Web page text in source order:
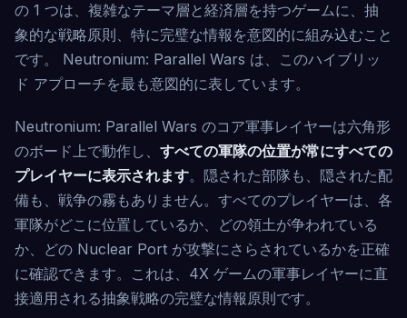
の 1 つは、複雑なテーマ層と経済層を持つゲームに、抽
象的な戦略原則、特に完璧な情報を意図的に組み込むこと
です。 Neutronium: Parallel Wars は、このハイブリッ
ド アプローチを最も意図的に表しています。
Neutronium: Parallel Wars のコア軍事レイヤーは六角形
のボード上で動作し、 すべての軍隊の位置が常にすべての
プレイヤーに表示されます。隠された部隊も、隠された配
備も、戦争の霧もありません。すべてのプレイヤーは、各
軍隊がどこに位置しているか、どの領土が争われている
か、どの Nuclear Port が攻撃にさらされているかを正確
に確認できます。これは、4X ゲームの軍事レイヤーに直
接適用される抽象戦略の完璧な情報原則です。